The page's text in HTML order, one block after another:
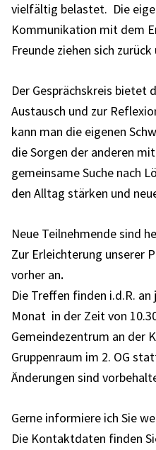
vielfältig belastet. Die
Kommunikation mit dem
Freunde ziehen sich
Der Gesprächskreis bietet
Austausch und zur
kann man die eigenen
die Sorgen der anderen
gemeinsame Suche nach
den Alltag stärken und
Neue Teilnehmende sind
Zur Erleichterung unserer
vorher an.
Die Treffen finden i.d.R.
Monat in der Zeit von
Gemeindezentrum an der
Gruppenraum im 2. OG
Änderungen sind
Gerne informiere ich Sie
Die Kontaktdaten finden